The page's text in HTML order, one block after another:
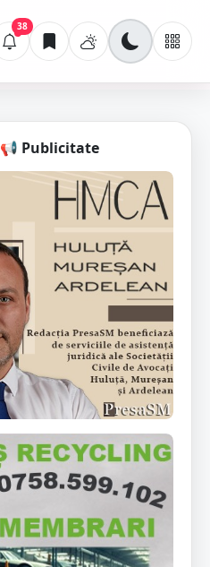
38
📢 Publicitate